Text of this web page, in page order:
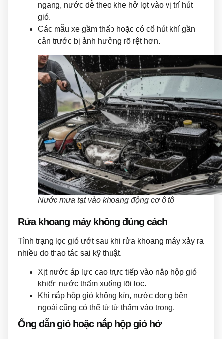
ngang, nước dễ theo khe hở lọt vào vị trí hút
gió.
Các mẫu xe gầm thấp hoặc có cổ hút khí gần
cản trước bị ảnh hưởng rõ rệt hơn.
Nước mưa tạt vào khoang động cơ ô tô
Rửa khoang máy không đúng cách
Tình trạng lọc gió ướt sau khi rửa khoang máy xảy ra
nhiều do thao tác sai kỹ thuật.
Xịt nước áp lực cao trực tiếp vào nắp hộp gió
khiến nước thấm xuống lõi lọc.
Khi nắp hộp gió không kín, nước đọng bên
ngoài cũng có thể từ từ thấm vào trong.
Ống dẫn gió hoặc nắp hộp gió hở